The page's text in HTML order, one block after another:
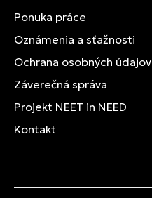
Ponuka práce
Oznámenia a sťažnosti
Ochrana osobných údajov
Záverečná správa
Projekt NEET in NEED
Kontakt